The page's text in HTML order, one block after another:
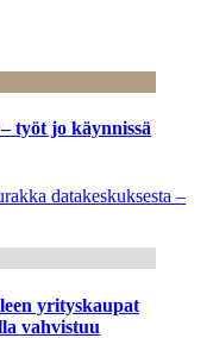
työt jo käynnissä
datakeskuksesta –
yrityskaupat
vahvistuu